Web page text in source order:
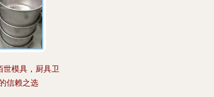
世模具，厨具卫
信赖之选